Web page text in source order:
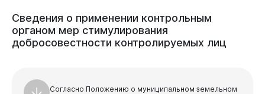
Сведения о применении контрольным
органом мер стимулирования
добросовестности контролируемых лиц
Согласно Положению о муниципальном земельном